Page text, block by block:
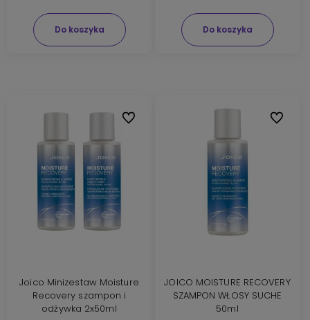
Do koszyka Do koszyka
Joico Minizestaw Moisture
Recovery szampon i
odżywka 2x50ml
Do ulubionych
JOICO MOISTURE RECOVERY
SZAMPON WŁOSY SUCHE
50ml
Do